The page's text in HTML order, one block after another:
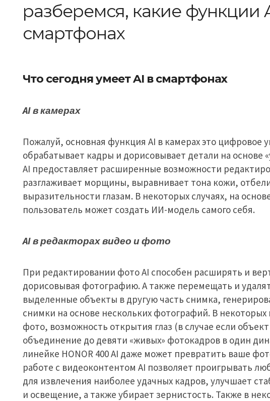
разберемся, какие функции
смартфонах
Что сегодня умеет AI в смартфонах
AIв камерах
Пожалуй, основная функция AI в камерах это цифровое
обрабатывает кадры и дорисовывает детали на основе
AI предоставляет расширенные возможности
разглаживает морщины, выравнивает тона кожи,
выразительности глазам. В некоторых случаях, на
пользователь может создать ИИ-модель самого себя.
AIв редакторах видео и фото
При редактировании фото AI способен расширять и
дорисовывая фотографию. А также перемещать и
выделенные объекты в другую часть снимка,
снимки на основе нескольких фотографий. В
фото, возможность открытия глаз (в случае если
объединение до девяти «живых» фотокадров в один
линейке HONOR 400 AI даже может превратить ваше
работе с видеоконтентом AI позволяет проигрывать
для извлечения наиболее удачных кадров, улучшает
и освещение, а также убирает зернистость. Также в